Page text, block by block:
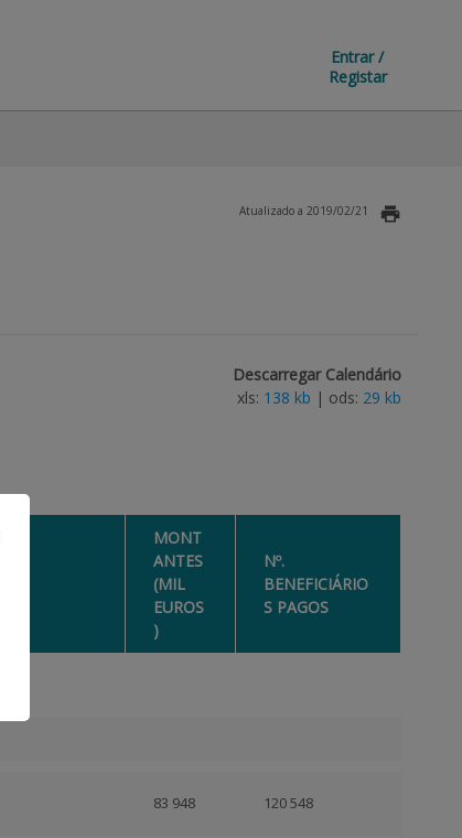
Entrar /
Registar
Atualizado a 2019/02/21
Descarregar Calendário
xls: 138 kb | ods: 29 kb
MONT
ANTES
(MIL
EUROS
)
Nº.
BENEFICIÁRIO
S PAGOS
83 948 120 548